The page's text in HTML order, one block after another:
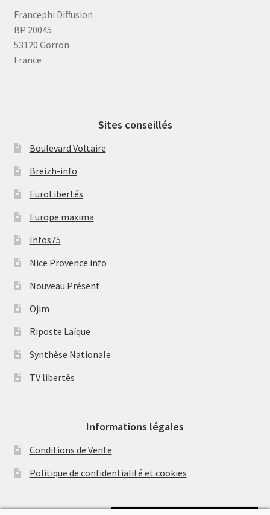
Francephi Diffusion
BP 20045
53120 Gorron
France
Sites conseillés
Boulevard Voltaire
Breizh-info
EuroLibertés
Europe maxima
Infos75
Nice Provence info
Nouveau Présent
Ojim
Riposte Laïque
Synthèse Nationale
TV libertés
Informations légales
Conditions de Vente
Politique de confidentialité et cookies